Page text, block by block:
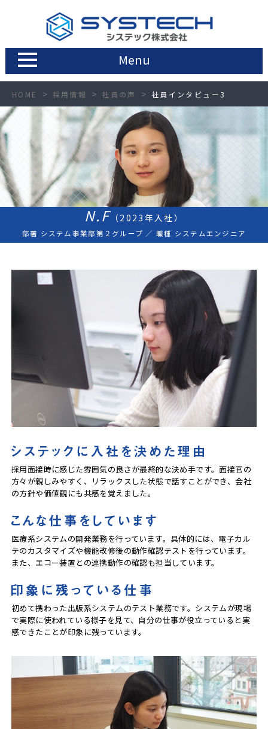
Menu
HOME 採用情報 社員の声 社員インタビュー3
N.F （2023年入社）
部署 システム事業部第２グループ ／ 職種 システムエンジニア
採用面接時に感じた雰囲気の良さが最終的な決め手です。面接官の
方々が親しみやすく、リラックスした状態で話すことができ、会社
の方針や価値観にも共感を覚えました。
医療系システムの開発業務を行っています。具体的には、電子カル
テのカスタマイズや機能改修後の動作確認テストを行っています。
また、エコー装置との連携動作の確認も担当しています。
初めて携わった出版系システムのテスト業務です。システムが現場
で実際に使われている様子を見て、自分の仕事が役立っていると実
感できたことが印象に残っています。